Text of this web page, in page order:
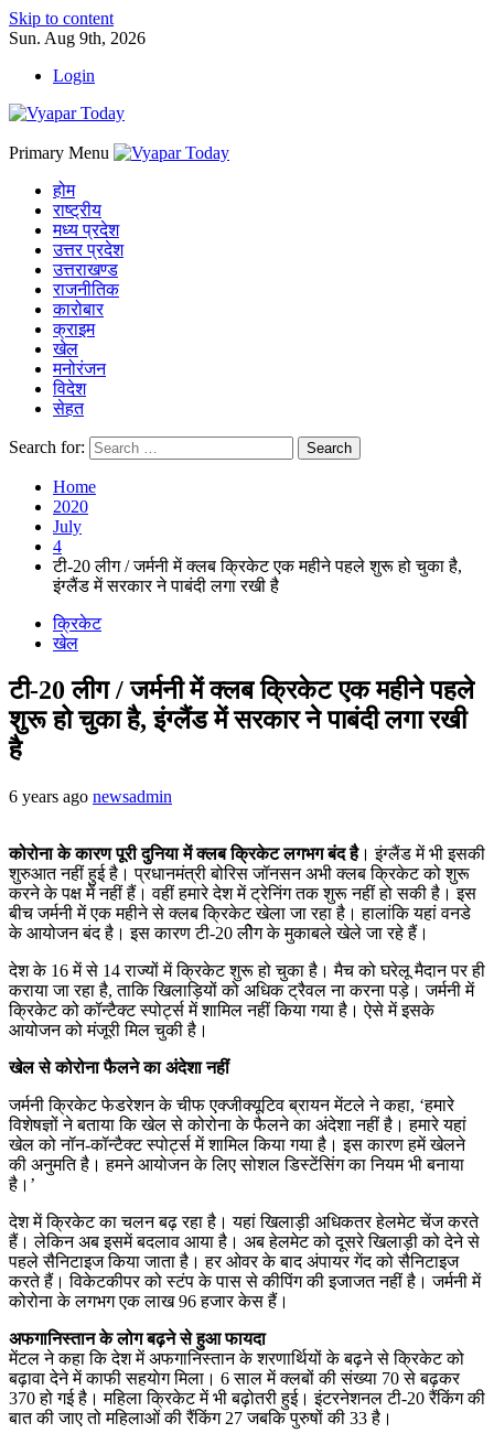
Skip to content
Sun. Aug 9th, 2026
Login
Primary Menu
होम
राष्ट्रीय
मध्य प्रदेश
उत्तर प्रदेश
उत्तराखण्ड
राजनीतिक
कारोबार
क्राइम
खेल
मनोरंजन
विदेश
सेहत
Search for:
Home
2020
July
4
टी-20 लीग / जर्मनी में क्लब क्रिकेट एक महीने पहले शुरू हो चुका है,
इंग्लैंड में सरकार ने पाबंदी लगा रखी है
क्रिकेट
खेल
टी-20 लीग / जर्मनी में क्लब क्रिकेट एक महीने पहले
शुरू हो चुका है, इंग्लैंड में सरकार ने पाबंदी लगा रखी
है
6 years ago newsadmin
कोरोना के कारण पूरी दुनिया में क्लब क्रिकेट लगभग बंद है। इंग्लैंड में भी इसकी
शुरुआत नहीं हुई है। प्रधानमंत्री बोरिस जॉनसन अभी क्लब क्रिकेट को शुरू
करने के पक्ष में नहीं हैं। वहीं हमारे देश में ट्रेनिंग तक शुरू नहीं हो सकी है। इस
बीच जर्मनी में एक महीने से क्लब क्रिकेट खेला जा रहा है। हालांकि यहां वनडे
के आयोजन बंद है। इस कारण टी-20 लीेग के मुकाबले खेले जा रहे हैं।
देश के 16 में से 14 राज्यों में क्रिकेट शुरू हो चुका है। मैच को घरेलू मैदान पर ही
कराया जा रहा है, ताकि खिलाड़ियों को अधिक ट्रैवल ना करना पड़े। जर्मनी में
क्रिकेट को कॉन्टैक्ट स्पोर्ट्स में शामिल नहीं किया गया है। ऐसे में इसके
आयोजन को मंजूरी मिल चुकी है।
खेल से कोरोना फैलने का अंदेशा नहीं
जर्मनी क्रिकेट फेडरेशन के चीफ एक्जीक्यूटिव ब्रायन मेंटले ने कहा, ‘हमारे
विशेषज्ञों ने बताया कि खेल से कोरोना के फैलने का अंदेशा नहीं है। हमारे यहां
खेल को नॉन-कॉन्टैक्ट स्पोर्ट्स में शामिल किया गया है। इस कारण हमें खेलने
की अनुमति है। हमने आयोजन के लिए सोशल डिस्टेंसिंग का नियम भी बनाया
है।’
देश में क्रिकेट का चलन बढ़ रहा है। यहां खिलाड़ी अधिकतर हेलमेट चेंज करते
हैं। लेकिन अब इसमें बदलाव आया है। अब हेलमेट को दूसरे खिलाड़ी को देने से
पहले सैनिटाइज किया जाता है। हर ओवर के बाद अंपायर गेंद को सैनिटाइज
करते हैं। विकेटकीपर को स्टंप के पास से कीपिंग की इजाजत नहीं है। जर्मनी में
कोरोना के लगभग एक लाख 96 हजार केस हैं।
अफगानिस्तान के लोग बढ़ने से हुआ फायदा
मेंटल ने कहा कि देश में अफगानिस्तान के शरणार्थियों के बढ़ने से क्रिकेट को
बढ़ावा देने में काफी सहयाेग मिला। 6 साल में क्लबों की संख्या 70 से बढ़कर
370 हो गई है। महिला क्रिकेट में भी बढ़ोतरी हुई। इंटरनेशनल टी-20 रैंकिंग की
बात की जाए तो महिलाओं की रैंकिंग 27 जबकि पुरुषों की 33 है।